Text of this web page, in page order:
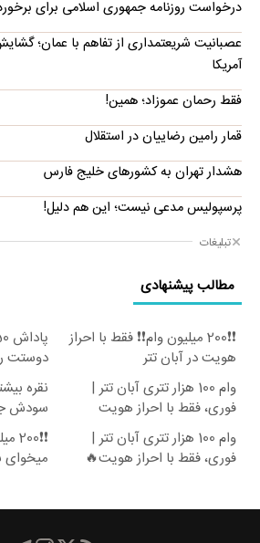
درخواست روزنامه جمهوری اسلامی برای
عصبانیت شریعتمداری از تفاهم با عمان؛
آمریکا
فقط رحمان عموزاد؛ همین!
قمار رامین رضاییان در استقلال
هشدار تهران به کشورهای خلیج فارس
پرسپولیس مدعی نیست؛ این هم دلیل!
تبلیغات
مطالب پیشنهادی
❗❗200 میلیون وام❗❗ فقط با احراز
هویت در آبان تتر
دوستت
😍
وام 100 هزار تتری آبان تتر |
فوری، فقط با احراز هویت
نقره
سودش
وام 100 هزار تتری آبان تتر |
فوری، فقط با احراز هویت🔥
میخوای